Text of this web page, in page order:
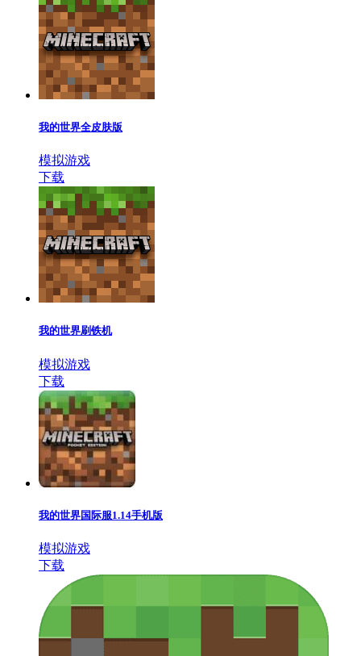
我的世界全皮肤版
模拟游戏
下载
我的世界刷铁机
模拟游戏
下载
我的世界国际服1.14手机版
模拟游戏
下载